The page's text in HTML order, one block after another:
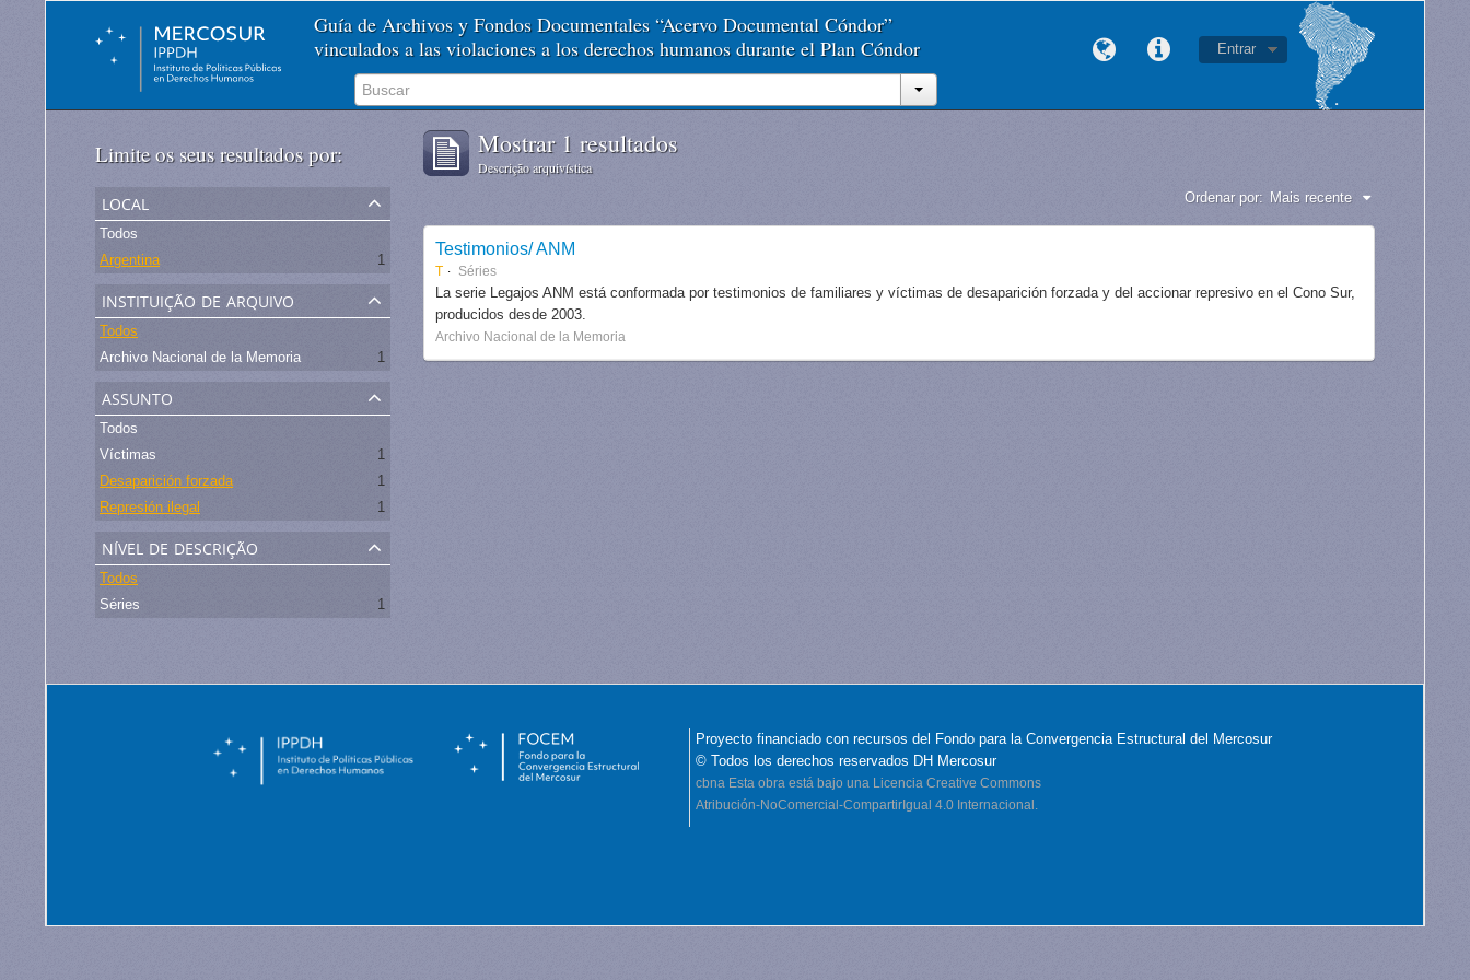
Guía de Archivos y Fondos Documentales “Acervo Documental Cóndor”
vinculados a las violaciones a los derechos humanos durante el Plan Cóndor
Entrar
Limite os seus resultados por:
local
Todos
Argentina
1
instituição de arquivo
Todos
Archivo Nacional de la Memoria
1
assunto
Todos
Víctimas
1
Desaparición forzada
1
Represión ilegal
1
nível de descrição
Todos
Séries
1
Mostrar 1 resultados
Descrição arquivística
Ordenar por: Mais recente
Testimonios/ ANM
T Séries
La serie Legajos ANM está conformada por testimonios de familiares y víctimas de desaparición forzada y del accionar represivo en el Cono Sur,
producidos desde 2003.
Archivo Nacional de la Memoria
Proyecto financiado con recursos del Fondo para la Convergencia Estructural del Mercosur
© Todos los derechos reservados DH Mercosur
cbna Esta obra está bajo una Licencia Creative Commons
Atribución-NoComercial-CompartirIgual 4.0 Internacional.